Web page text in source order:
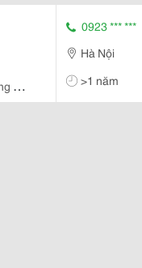
Mai,
0923 *** ***
Hà Nội
>1 năm